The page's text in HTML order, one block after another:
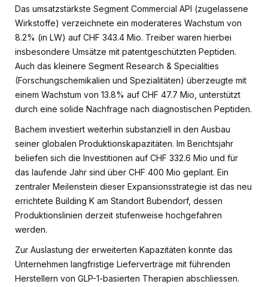
Das umsatzstärkste Segment Commercial API (zugelassene
Wirkstoffe) verzeichnete ein moderateres Wachstum von
8.2% (in LW) auf CHF 343.4 Mio. Treiber waren hierbei
insbesondere Umsätze mit patentgeschützten Peptiden.
Auch das kleinere Segment Research & Specialities
(Forschungschemikalien und Spezialitäten) überzeugte mit
einem Wachstum von 13.8% auf CHF 47.7 Mio, unterstützt
durch eine solide Nachfrage nach diagnostischen Peptiden.
Bachem investiert weiterhin substanziell in den Ausbau
seiner globalen Produktionskapazitäten. Im Berichtsjahr
beliefen sich die Investitionen auf CHF 332.6 Mio und für
das laufende Jahr sind über CHF 400 Mio geplant. Ein
zentraler Meilenstein dieser Expansionsstrategie ist das neu
errichtete Building K am Standort Bubendorf, dessen
Produktionslinien derzeit stufenweise hochgefahren
werden.
Zur Auslastung der erweiterten Kapazitäten konnte das
Unternehmen langfristige Lieferverträge mit führenden
Herstellern von GLP-1-basierten Therapien abschliessen.